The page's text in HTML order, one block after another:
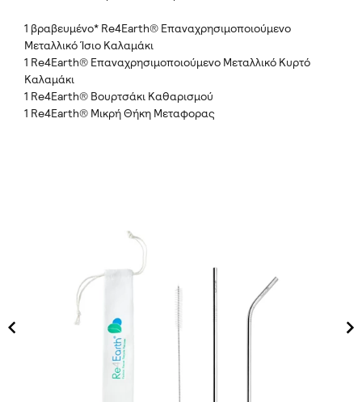
1 βραβευμένο* Re4Earth® Επαναχρησιμοποιούμενο
Μεταλλικό Ίσιο Καλαμάκι
1 Re4Earth® Επαναχρησιμοποιούμενο Μεταλλικό Κυρτό
Καλαμάκι
1 Re4Earth® Βουρτσάκι Καθαρισμού
1 Re4Earth® Μικρή Θήκη Μεταφορας